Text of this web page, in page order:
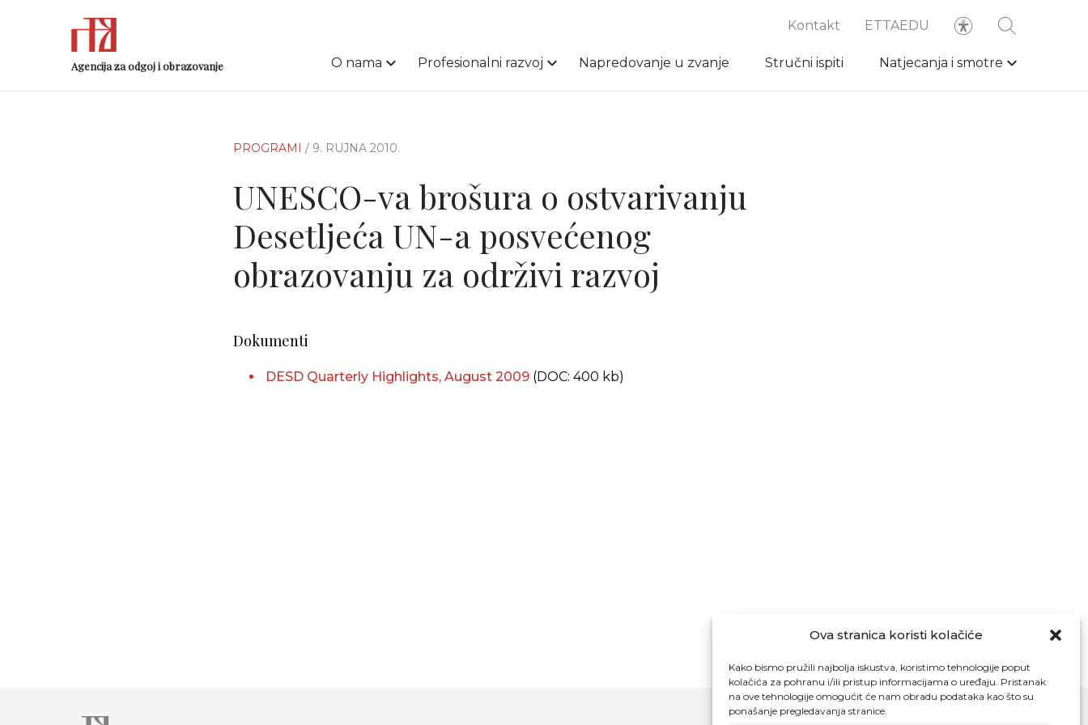
Ova stranica koristi kolačiće
Kako bismo pružili najbolja iskustva, koristimo tehnologije poput
kolačića za pohranu i/ili pristup informacijama o uređaju. Pristanak
na ove tehnologije omogućit će nam obradu podataka kao što su
ponašanje pregledavanja stranice.
Agencija za odgoj i obrazovanje
Kontakt ETTAEDU
O nama Profesionalni razvoj Napredovanje u zvanje Stručni ispiti Natjecanja i smotre
PROGRAMI / 9. RUJNA 2010.
UNESCO-va brošura o ostvarivanju
Desetljeća UN-a posvećenog
obrazovanju za održivi razvoj
Dokumenti
DESD Quarterly Highlights, August 2009 (DOC: 400 kb)